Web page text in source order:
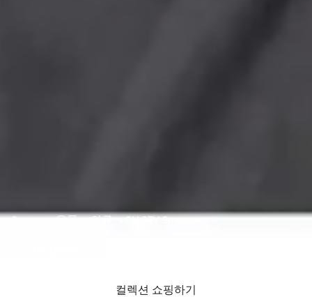
Canyon 용품 의류 CLLCTV Streetwear
컬렉션 쇼핑하기